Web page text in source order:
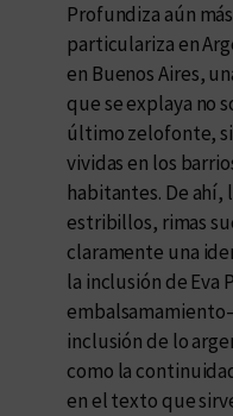
Profundiza aún
particulariza en
en Buenos Aires,
que se explaya no
último zelofonte,
vividas en los
habitantes. De ahí,
estribillos, rimas
claramente una
la inclusión de Eva
inclusión de lo
como la
en el texto que